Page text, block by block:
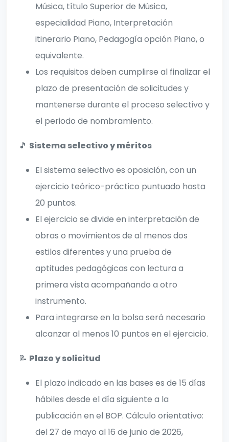
Música, título Superior de Música,
especialidad Piano, Interpretación
itinerario Piano, Pedagogía opción Piano, o
equivalente.
Los requisitos deben cumplirse al finalizar el
plazo de presentación de solicitudes y
mantenerse durante el proceso selectivo y
el periodo de nombramiento.
🎵 Sistema selectivo y méritos
El sistema selectivo es oposición, con un
ejercicio teórico-práctico puntuado hasta
20 puntos.
El ejercicio se divide en interpretación de
obras o movimientos de al menos dos
estilos diferentes y una prueba de
aptitudes pedagógicas con lectura a
primera vista acompañando a otro
instrumento.
Para integrarse en la bolsa será necesario
alcanzar al menos 10 puntos en el ejercicio.
📝 Plazo y solicitud
El plazo indicado en las bases es de 15 días
hábiles desde el día siguiente a la
publicación en el BOP. Cálculo orientativo:
del 27 de mayo al 16 de junio de 2026,